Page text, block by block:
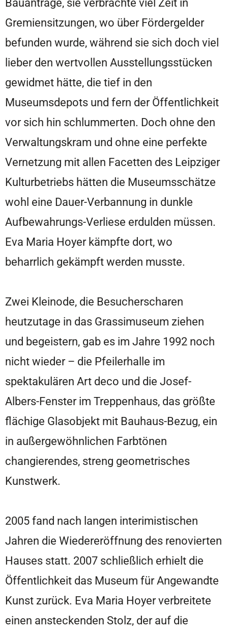
Gremiensitzungen, wo über Fördergelder
befunden wurde, während sie sich doch viel
lieber den wertvollen Ausstellungsstücken
gewidmet hätte, die tief in den
Museumsdepots und fern der Öffentlichkeit
vor sich hin schlummerten. Doch ohne den
Verwaltungskram und ohne eine perfekte
Vernetzung mit allen Facetten des Leipziger
Kulturbetriebs hätten die Museumsschätze
wohl eine Dauer-Verbannung in dunkle
Aufbewahrungs-Verliese erdulden müssen.
Eva Maria Hoyer kämpfte dort, wo
beharrlich gekämpft werden musste.
Zwei Kleinode, die Besucherscharen
heutzutage in das Grassimuseum ziehen
und begeistern, gab es im Jahre 1992 noch
nicht wieder – die Pfeilerhalle im
spektakulären Art deco und die Josef-
Albers-Fenster im Treppenhaus, das größte
flächige Glasobjekt mit Bauhaus-Bezug, ein
in außergewöhnlichen Farbtönen
changierendes, streng geometrisches
Kunstwerk.
2005 fand nach langen interimistischen
Jahren die Wiedereröffnung des renovierten
Hauses statt. 2007 schließlich erhielt die
Öffentlichkeit das Museum für Angewandte
Kunst zurück. Eva Maria Hoyer verbreitete
einen ansteckenden Stolz, der auf die